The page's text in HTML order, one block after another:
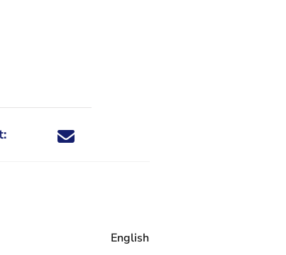
Deel dit nieuwsbericht via X - U verlaat
Deel dit nieuwsbericht via Facebook - U
Deel dit nieuwsbericht via e-mail
Deel dit nieuwsbericht via LinkedIn - U
English